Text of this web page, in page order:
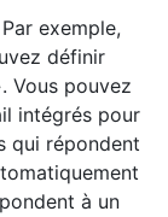
exemple,
définir
Vous pouvez
intégrés pour
qui répondent
à un